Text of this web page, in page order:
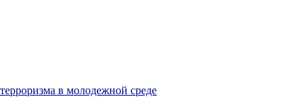
в молодежной среде